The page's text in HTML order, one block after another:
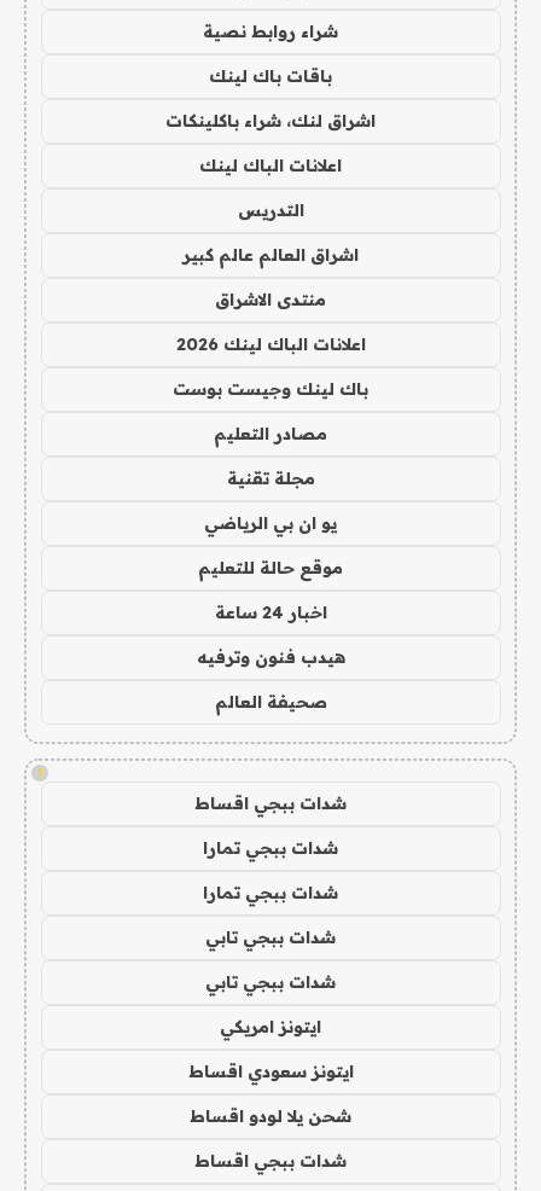
شراء روابط نصية
باقات باك لينك
اشراق لنك، شراء باكلينكات
اعلانات الباك لينك
التدريس
اشراق العالم عالم كبير
منتدى الاشراق
اعلانات الباك لينك 2026
باك لينك وجيست بوست
مصادر التعليم
مجلة تقنية
يو ان بي الرياضي
موقع حالة للتعليم
اخبار 24 ساعة
هيدب فنون وترفيه
صحيفة العالم
!
شدات ببجي اقساط
شدات ببجي تمارا
شدات ببجي تمارا
شدات ببجي تابي
شدات ببجي تابي
ايتونز امريكي
ايتونز سعودي اقساط
شحن يلا لودو اقساط
شدات ببجي اقساط